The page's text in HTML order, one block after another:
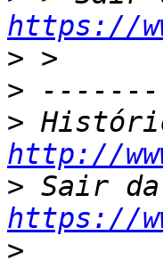
https://
>
>
>
http://
>
https://
>